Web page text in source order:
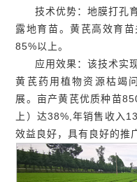
技术优势：地膜打孔
露地育苗。黄芪高效育
85%以上。
应用效果：该技术实
黄芪药用植物资源枯竭
展。亩产黄芪优质种苗
上）达38%,年销售收入
效益良好，具有良好的推